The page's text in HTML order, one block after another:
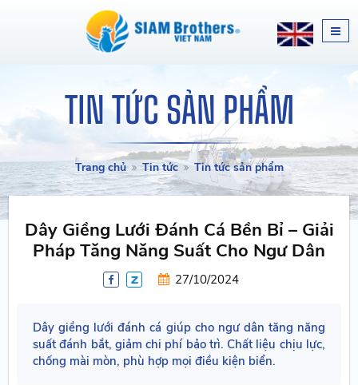
TIN TỨC SẢN PHẨM
Trang chủ Tin tức Tin tức sản phẩm
Dây Giềng Lưới Đánh Cá Bền Bỉ – Giải
Pháp Tăng Năng Suất Cho Ngư Dân
27/10/2024
Dây giềng lưới đánh cá giúp cho ngư dân tăng năng
suất đánh bắt, giảm chi phí bảo trì. Chất liệu chịu lực,
chống mài mòn, phù hợp mọi điều kiện biển.